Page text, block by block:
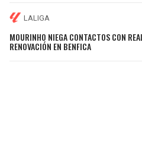
LALIGA
MOURINHO NIEGA CONTACTOS CON
RENOVACIÓN EN BENFICA